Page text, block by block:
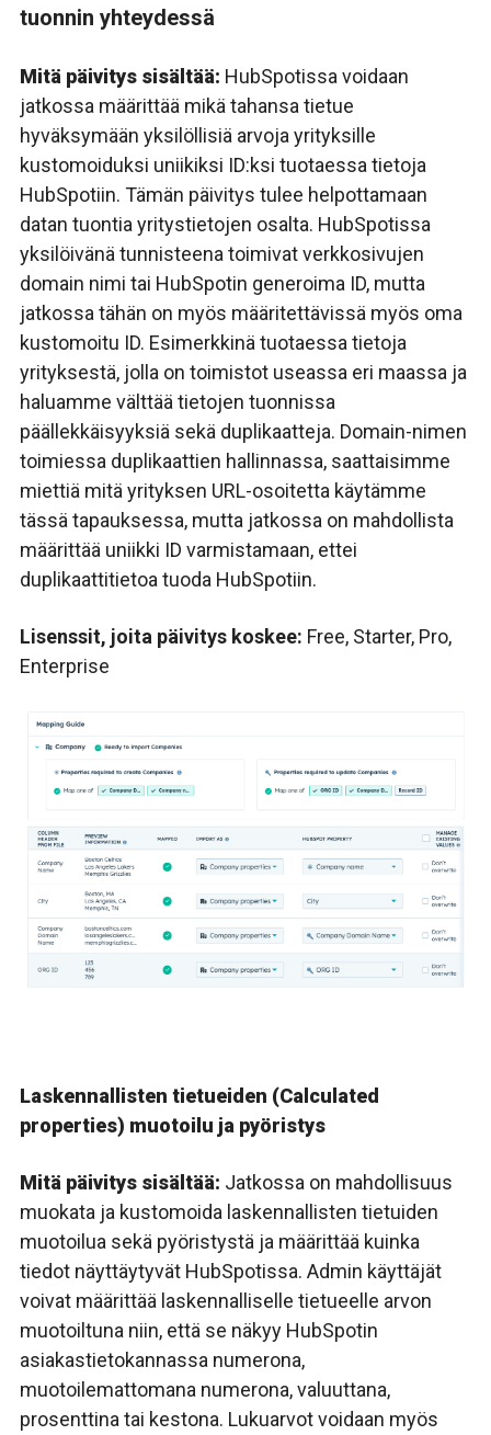
tuonnin yhteydessä
Mitä päivitys sisältää: HubSpotissa voidaan
jatkossa määrittää mikä tahansa tietue
hyväksymään yksilöllisiä arvoja yrityksille
kustomoiduksi uniikiksi ID:ksi tuotaessa tietoja
HubSpotiin. Tämän päivitys tulee helpottamaan
datan tuontia yritystietojen osalta. HubSpotissa
yksilöivänä tunnisteena toimivat verkkosivujen
domain nimi tai HubSpotin generoima ID, mutta
jatkossa tähän on myös määritettävissä myös oma
kustomoitu ID. Esimerkkinä tuotaessa tietoja
yrityksestä, jolla on toimistot useassa eri maassa ja
haluamme välttää tietojen tuonnissa
päällekkäisyyksiä sekä duplikaatteja. Domain-nimen
toimiessa duplikaattien hallinnassa, saattaisimme
miettiä mitä yrityksen URL-osoitetta käytämme
tässä tapauksessa, mutta jatkossa on mahdollista
määrittää uniikki ID varmistamaan, ettei
duplikaattitietoa tuoda HubSpotiin.
Lisenssit, joita päivitys koskee: Free, Starter, Pro,
Enterprise
Laskennallisten tietueiden (Calculated
properties) muotoilu ja pyöristys
Mitä päivitys sisältää: Jatkossa on mahdollisuus
muokata ja kustomoida laskennallisten tietuiden
muotoilua sekä pyöristystä ja määrittää kuinka
tiedot näyttäytyvät HubSpotissa. Admin käyttäjät
voivat määrittää laskennalliselle tietueelle arvon
muotoiltuna niin, että se näkyy HubSpotin
asiakastietokannassa numerona,
muotoilemattomana numerona, valuuttana,
prosenttina tai kestona. Lukuarvot voidaan myös